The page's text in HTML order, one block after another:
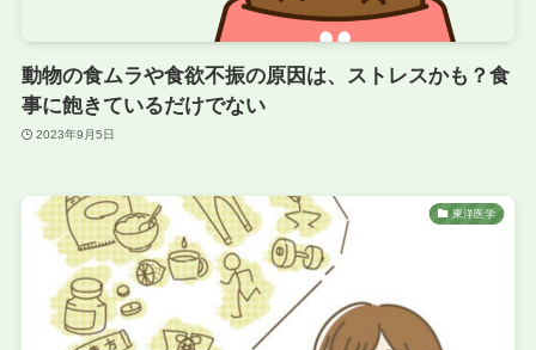
動物の食ムラや食欲不振の原因は、ストレスかも？食
事に飽きているだけでない
2023年9月5日
東洋医学